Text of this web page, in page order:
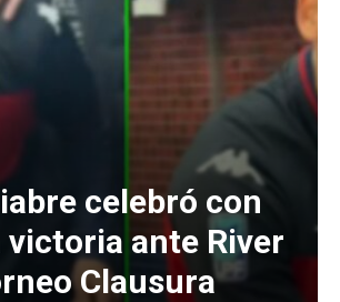
celebró con
victoria ante River
Clausura